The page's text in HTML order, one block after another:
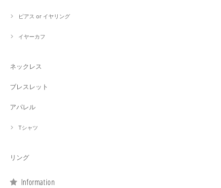
ピアス or イヤリング
イヤーカフ
ネックレス
ブレスレット
アパレル
Tシャツ
リング
Information